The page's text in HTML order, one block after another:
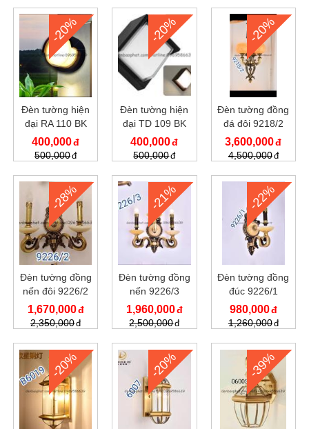
-20%
Đèn tường hiện
đại RA 110 BK
400,000
500,000
-20%
Đèn tường hiện
đại TD 109 BK
400,000
500,000
-20%
Đèn tường đồng
đá đôi 9218/2
3,600,000
4,500,000
-28%
Đèn tường đồng
nến đôi 9226/2
1,670,000
2,350,000
-21%
Đèn tường đồng
nến 9226/3
1,960,000
2,500,000
-22%
Đèn tường đồng
đúc 9226/1
980,000
1,260,000
-20% -20% -39%